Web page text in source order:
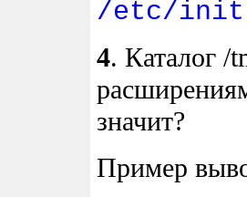
/etc/
4. Каталог /
значит?
Пример